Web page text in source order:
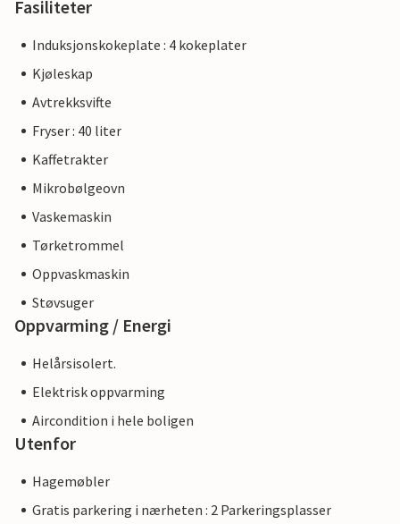
Fasiliteter
Induksjonskokeplate : 4 kokeplater
Kjøleskap
Avtrekksvifte
Fryser : 40 liter
Kaffetrakter
Mikrobølgeovn
Vaskemaskin
Tørketrommel
Oppvaskmaskin
Støvsuger
Oppvarming / Energi
Helårsisolert.
Elektrisk oppvarming
Aircondition i hele boligen
Utenfor
Hagemøbler
Gratis parkering i nærheten : 2 Parkeringsplasser